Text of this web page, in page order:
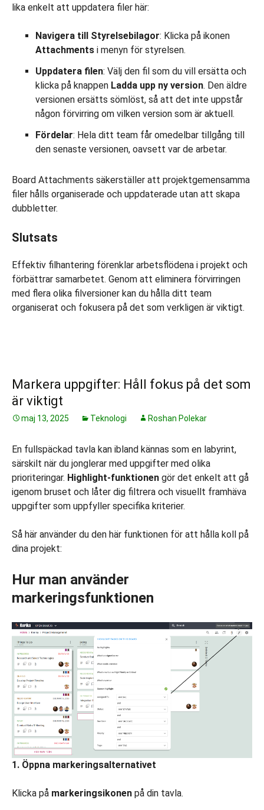
lika enkelt att uppdatera filer här:
Navigera till Styrelsebilagor: Klicka på ikonen
Attachments i menyn för styrelsen.
Uppdatera filen: Välj den fil som du vill ersätta och
klicka på knappen Ladda upp ny version. Den äldre
versionen ersätts sömlöst, så att det inte uppstår
någon förvirring om vilken version som är aktuell.
Fördelar: Hela ditt team får omedelbar tillgång till
den senaste versionen, oavsett var de arbetar.
Board Attachments säkerställer att projektgemensamma
filer hålls organiserade och uppdaterade utan att skapa
dubbletter.
Slutsats
Effektiv filhantering förenklar arbetsflödena i projekt och
förbättrar samarbetet. Genom att eliminera förvirringen
med flera olika filversioner kan du hålla ditt team
organiserat och fokusera på det som verkligen är viktigt.
Markera uppgifter: Håll fokus på det som
är viktigt
maj 13, 2025 Teknologi Roshan Polekar
En fullspäckad tavla kan ibland kännas som en labyrint,
särskilt när du jonglerar med uppgifter med olika
prioriteringar. Highlight-funktionen gör det enkelt att gå
igenom bruset och låter dig filtrera och visuellt framhäva
uppgifter som uppfyller specifika kriterier.
Så här använder du den här funktionen för att hålla koll på
dina projekt:
Hur man använder
markeringsfunktionen
1. Öppna markeringsalternativet
Klicka på markeringsikonen på din tavla.